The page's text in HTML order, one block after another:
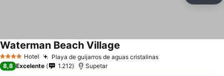
4 EstrellasHotel Playa de guijarros de aguas cristalinas
Waterman Beach Village
8,8 Excelente 1.212 Supetar